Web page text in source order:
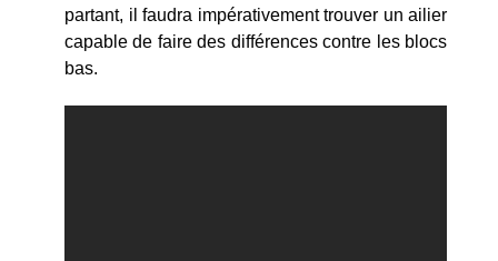
partant, il faudra impérativement trouver un ailier
capable de faire des différences contre les blocs
bas.